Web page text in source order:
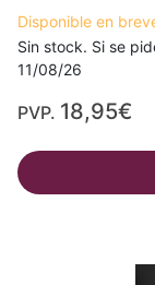
Disponible en
Sin stock. Si se
11/08/26
PVP. 18,95€